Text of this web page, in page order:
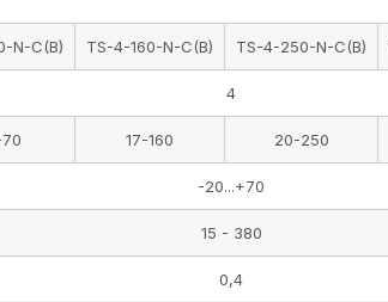
N-C(B) TS-4-160-N-C(B) TS-4-250-N-C(B)
4
17-160 20-250
-20...+70
15 - 380
0,4